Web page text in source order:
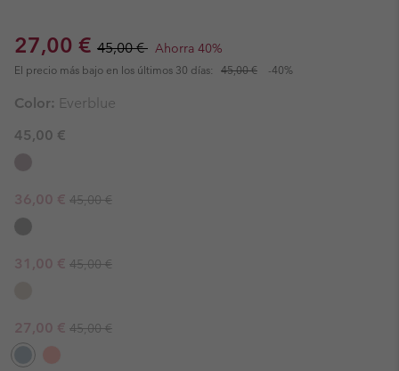
Sale price:
27,00 € Regular price:
45,00 € Ahorra 40%
El precio más bajo en los últimos 30 días: 45,00 € -40%
Color: Everblue
45,00 €
Sale price:
36,00 € Regular price:
45,00 €
Sale price:
31,00 € Regular price:
45,00 €
Sale price:
27,00 € Regular price:
45,00 €